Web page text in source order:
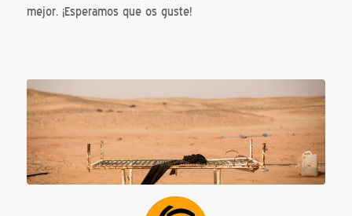
mejor. ¡Esperamos que os guste!